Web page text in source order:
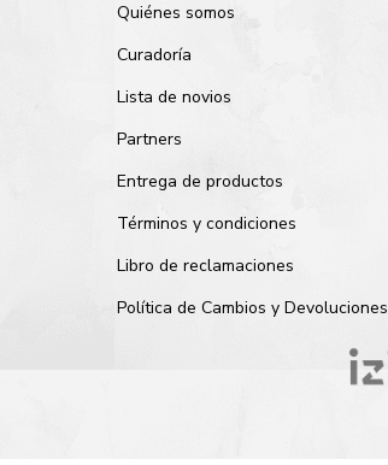
Quiénes somos
Curadoría
Lista de novios
Partners
Entrega de productos
Términos y condiciones
Libro de reclamaciones
Política de Cambios y Devoluciones